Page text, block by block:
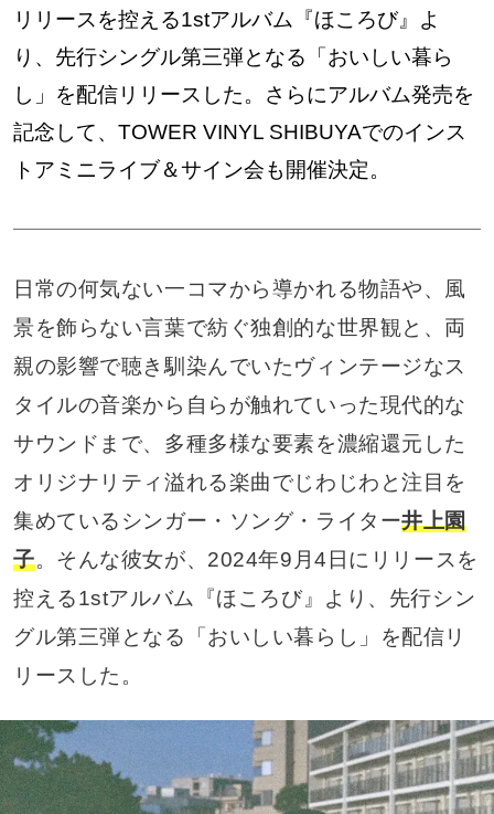
リリースを控える1stアルバム『ほころび』よ
り、先行シングル第三弾となる「おいしい暮ら
し」を配信リリースした。さらにアルバム発売を
記念して、TOWER VINYL SHIBUYAでのインス
トアミニライブ＆サイン会も開催決定。
日常の何気ない一コマから導かれる物語や、風
景を飾らない言葉で紡ぐ独創的な世界観と、両
親の影響で聴き馴染んでいたヴィンテージなス
タイルの音楽から自らが触れていった現代的な
サウンドまで、多種多様な要素を濃縮還元した
オリジナリティ溢れる楽曲でじわじわと注目を
集めているシンガー・ソング・ライター井上園
子。そんな彼女が、2024年9月4日にリリースを
控える1stアルバム『ほころび』より、先行シン
グル第三弾となる「おいしい暮らし」を配信リ
リースした。